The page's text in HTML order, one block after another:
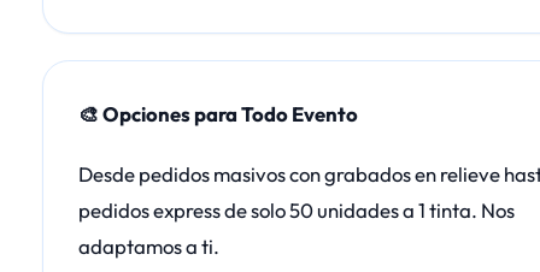
🎨 Opciones para Todo Evento
Desde pedidos masivos con grabados en relieve
pedidos express de solo 50 unidades a 1 tinta. Nos
adaptamos a ti.